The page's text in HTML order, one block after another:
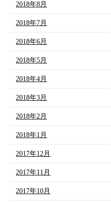
2018年8月
2018年7月
2018年6月
2018年5月
2018年4月
2018年3月
2018年2月
2018年1月
2017年12月
2017年11月
2017年10月